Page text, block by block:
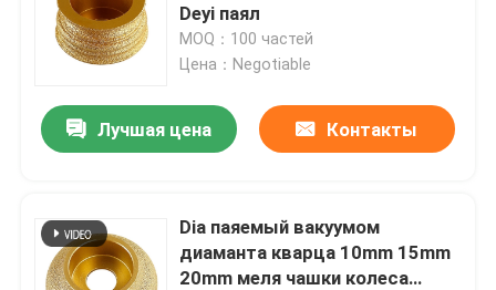
колесо чашки диаманта
Осциллируя лезвие пилы
Deyi паял
MOQ：100 частей
Цена：Negotiable
Лучшая цена Контакты
Dia паяемый вакуумом
диаманта кварца 10mm 15mm
20mm меля чашки колеса